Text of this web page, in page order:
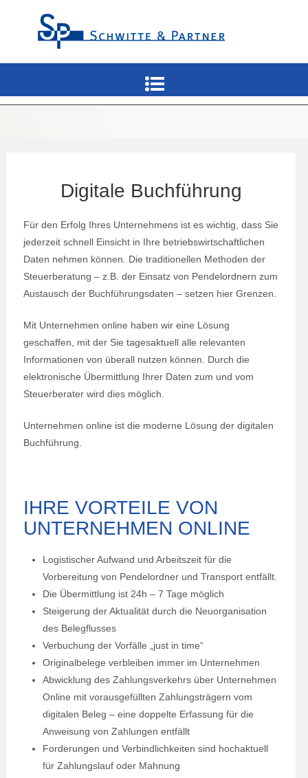
Digitale Buchführung
Für den Erfolg Ihres Unternehmens ist es wichtig, dass Sie
jederzeit schnell Einsicht in Ihre betriebswirtschaftlichen
Daten nehmen können. Die traditionellen Methoden der
Steuerberatung – z.B. der Einsatz von Pendelordnern zum
Austausch der Buchführungsdaten – setzen hier Grenzen.
Mit Unternehmen online haben wir eine Lösung
geschaffen, mit der Sie tagesaktuell alle relevanten
Informationen von überall nutzen können. Durch die
elektronische Übermittlung Ihrer Daten zum und vom
Steuerberater wird dies möglich.
Unternehmen online ist die moderne Lösung der digitalen
Buchführung.
IHRE VORTEILE VON
UNTERNEHMEN ONLINE
Logistischer Aufwand und Arbeitszeit für die
Vorbereitung von Pendelordner und Transport entfällt.
Die Übermittlung ist 24h – 7 Tage möglich
Steigerung der Aktualität durch die Neuorganisation
des Belegflusses
Verbuchung der Vorfälle „just in time“
Originalbelege verbleiben immer im Unternehmen
Abwicklung des Zahlungsverkehrs über Unternehmen
Online mit vorausgefüllten Zahlungsträgern vom
digitalen Beleg – eine doppelte Erfassung für die
Anweisung von Zahlungen entfällt
Forderungen und Verbindlichkeiten sind hochaktuell
für Zahlungslauf oder Mahnung